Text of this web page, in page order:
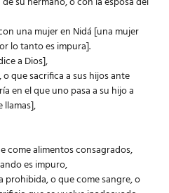
una mujer en Nidá [una mujer
lo tanto es impura].
a Dios],
que sacrifica a sus hijos ante
en el que uno pasa a su hijo a
llamas],
come alimentos consagrados,
es impuro,
prohibida, o que come sangre, o